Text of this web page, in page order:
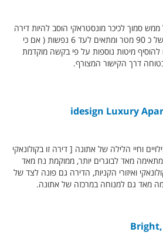
ממש סמוך לכיכר מונסטראקי הוסב להיות דירה
מאובזרת ויפה, הלופט בגדול של כ 90 מטר ומתאים לעד 6 נפשות ( אם כי
מיטות נוספות על פי בקשה מוקדמת
דרך הקישור המצורף.
idesign Luxury
וחיי הלילה של אתונה [ דירה זו בקולונאקי
מאד לבוגרים יותר, ממוקמת נח מאד
ואיזורי הקניות, הדירה גם פונה לצד של
מאד גם למנוחה במרכזה של אתונה.